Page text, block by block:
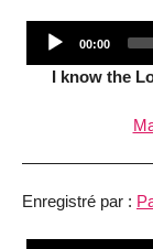
Current
00:00
I know the
Enregistré par :